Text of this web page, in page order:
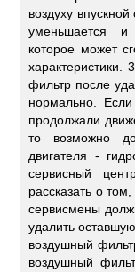
воздуху
уменьшается и
которое может
фильтр после
нормально.
продолжали
то возможно
двигателя -
сервисный
рассказать о
сервисмены
удалить
воздушный
воздушный